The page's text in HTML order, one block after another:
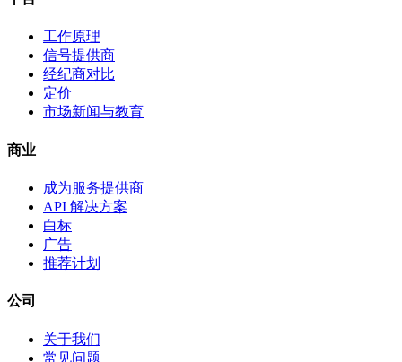
工作原理
信号提供商
经纪商对比
定价
市场新闻与教育
商业
成为服务提供商
API 解决方案
白标
广告
推荐计划
公司
关于我们
常见问题